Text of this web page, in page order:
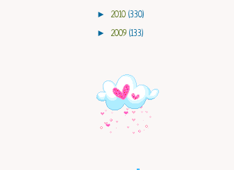
► 2010 (330)
► 2009 (133)